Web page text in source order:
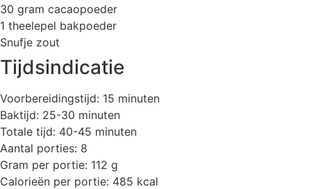
30 gram cacaopoeder
1 theelepel bakpoeder
Snufje zout
Tijdsindicatie
Voorbereidingstijd: 15 minuten
Baktijd: 25-30 minuten
Totale tijd: 40-45 minuten
Aantal porties: 8
Gram per portie: 112 g
Calorieën per portie: 485 kcal